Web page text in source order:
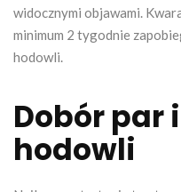
widocznymi objawami.
minimum 2 tygodnie
hodowli.
Dobór par
hodowli